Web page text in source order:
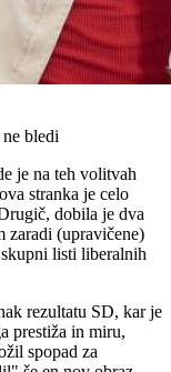
bledi
je na teh volitvah
stranka je celo
dobila je dva
zaradi (upravičene)
listi liberalnih
rezultatu SD, kar je
prestiža in miru,
spopad za